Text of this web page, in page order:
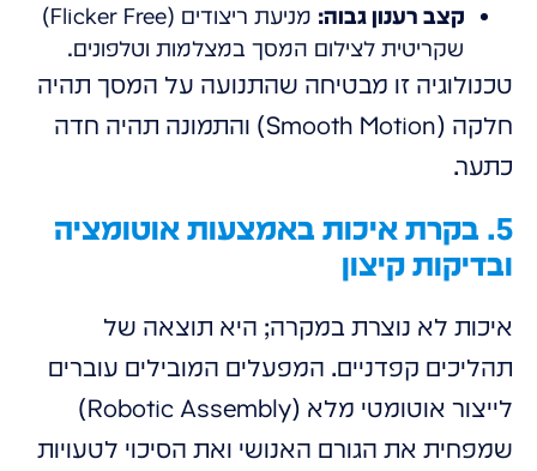
קצב רענון גבוה:
מניעת ריצודים (Flicker Free)
שקריטית לצילום המסך במצלמות וטלפונים.
טכנולוגיה זו מבטיחה שהתנועה על המסך תהיה
חלקה (Smooth Motion) והתמונה תהיה חדה
כתער.
5. בקרת איכות באמצעות אוטומציה
ובדיקות קיצון
איכות לא נוצרת במקרה; היא תוצאה של
תהליכים קפדניים. המפעלים המובילים עוברים
לייצור אוטומטי מלא (Robotic Assembly)
שמפחית את הגורם האנושי ואת הסיכוי לטעויות